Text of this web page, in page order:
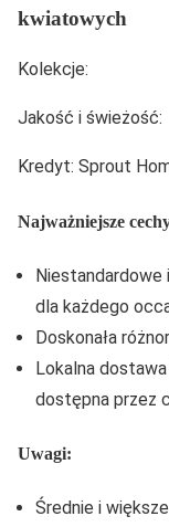
kwiatowych
Kolekcje:
Jakość i świeżość:
Kredyt: Sprout
Najważniejsze
dla każdego
Doskonała
Lokalna
dostępna przez
Uwagi:
Średnie i